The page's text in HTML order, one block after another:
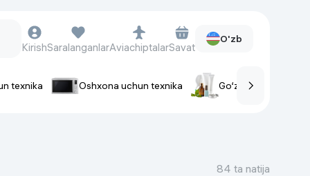
KirishSaralanganlarAviachiptalarSavat
O'zb
texnika Oshxona uchun texnika Go‘zallik va parvarish
84 ta natija